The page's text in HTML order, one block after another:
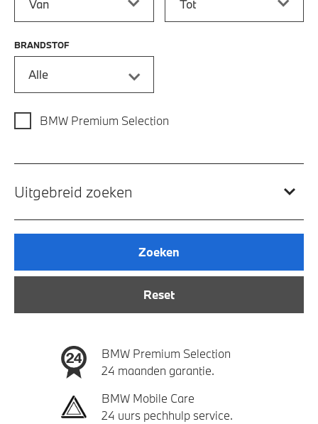
BRANDSTOF
Alle
BMW Premium Selection
Uitgebreid zoeken
Reset
Zoeken
BMW Premium Selection
24 maanden garantie.
BMW Mobile Care
24 uurs pechhulp service.